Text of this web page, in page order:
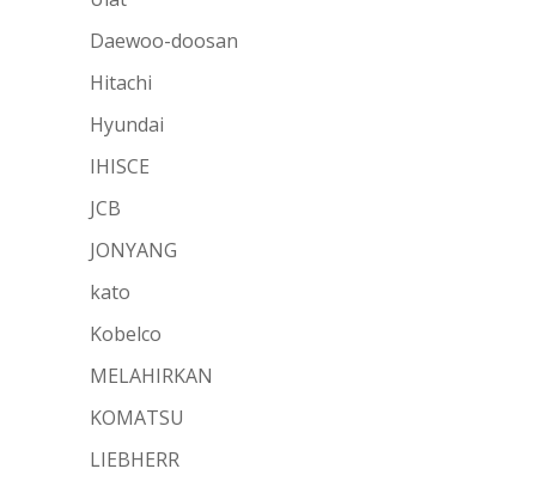
Daewoo-doosan
Hitachi
Hyundai
IHISCE
JCB
JONYANG
kato
Kobelco
MELAHIRKAN
KOMATSU
LIEBHERR